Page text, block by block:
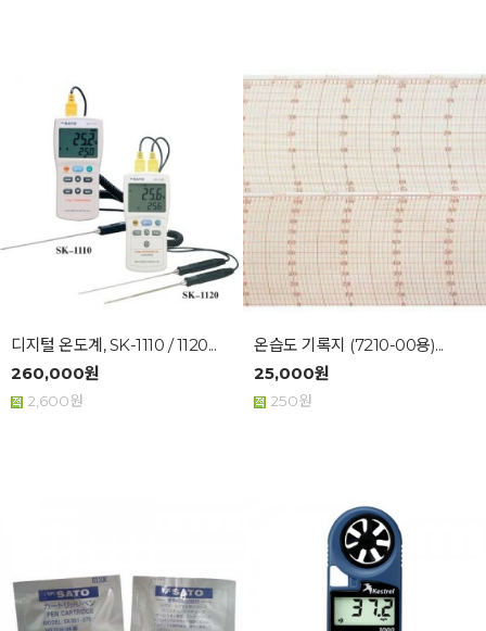
디지털 온도계, SK-1110 / 1120...
260,000원
2,600원
온습도 기록지 (7210-00용)...
25,000원
250원